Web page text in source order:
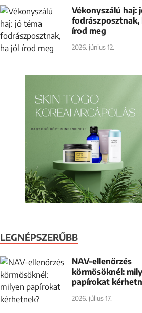
Vékonyszálú haj:
fodrászposztnak,
írod meg
2026. június 12.
LEGNÉPSZERŰBB
NAV-ellenőrzés
körmösöknél:
papírokat
2026. július 17.